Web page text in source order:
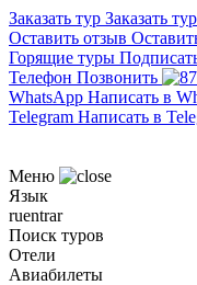
Заказать тур Заказать тур
Оставить отзыв
Горящие туры
Телефон Позвонить
WhatsApp Написать в
Telegram Написать в
Меню
Язык
ruentrar
Поиск туров
Отели
Авиабилеты